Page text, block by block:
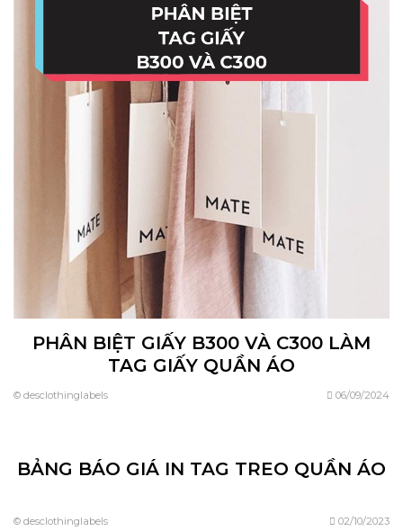
PHÂN BIỆT GIẤY B300 VÀ C300 LÀM
TAG GIẤY QUẦN ÁO
© desclothinglabels 06/09/2024
BẢNG BÁO GIÁ IN TAG TREO QUẦN ÁO
© desclothinglabels 02/10/2023